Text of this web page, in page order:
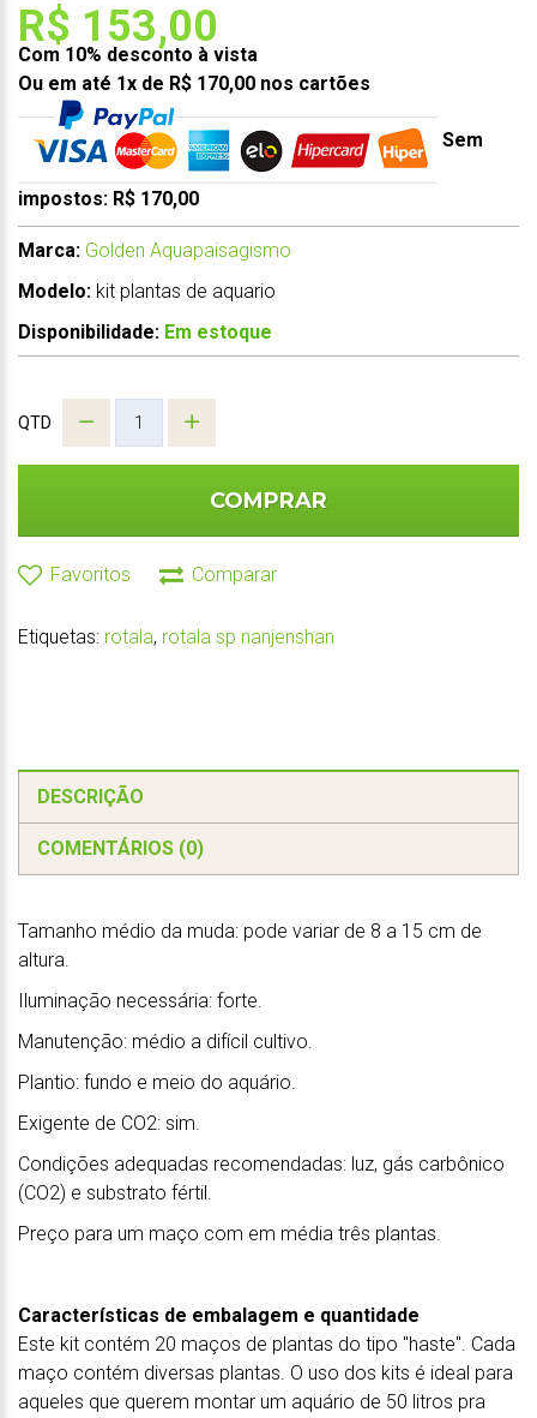
R$ 153,00
Com 10% desconto à vista
Ou em até 1x de R$ 170,00 nos cartões
Sem
impostos: R$ 170,00
Marca: Golden Aquapaisagismo
Modelo: kit plantas de aquario
Disponibilidade: Em estoque
QTD
COMPRAR
Favoritos Comparar
Etiquetas: rotala, rotala sp nanjenshan
DESCRIÇÃO
COMENTÁRIOS (0)
Tamanho médio da muda: pode variar de 8 a 15 cm de
altura.
Iluminação necessária: forte.
Manutenção: médio a difícil cultivo.
Plantio: fundo e meio do aquário.
Exigente de CO2: sim.
Condições adequadas recomendadas: luz, gás carbônico
(CO2) e substrato fértil.
Preço para um maço com em média três plantas.
Características de embalagem e quantidade
Este kit contém 20 maços de plantas do tipo "haste". Cada
maço contém diversas plantas. O uso dos kits é ideal para
aqueles que querem montar um aquário de 50 litros pra